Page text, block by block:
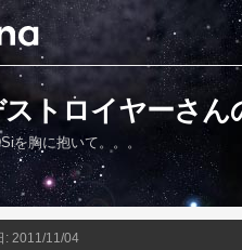
ストロイヤーさ
を胸に抱いて。。。
: 2011/11/04